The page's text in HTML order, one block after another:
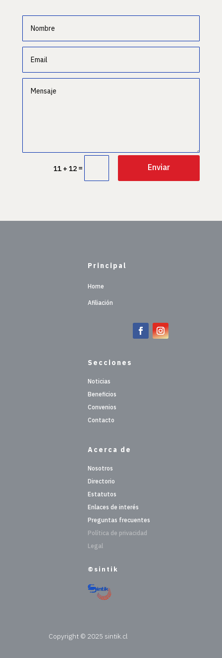
11 + 12 = Enviar
Principal
Home
Afiliación
Secciones
Noticias
Beneficios
Convenios
Contacto
Acerca de
Nosotros
Directorio
Estatutos
Enlaces de interés
Preguntas frecuentes
Política de privacidad
Legal
©sintik
Copyright © 2025 sintik.cl